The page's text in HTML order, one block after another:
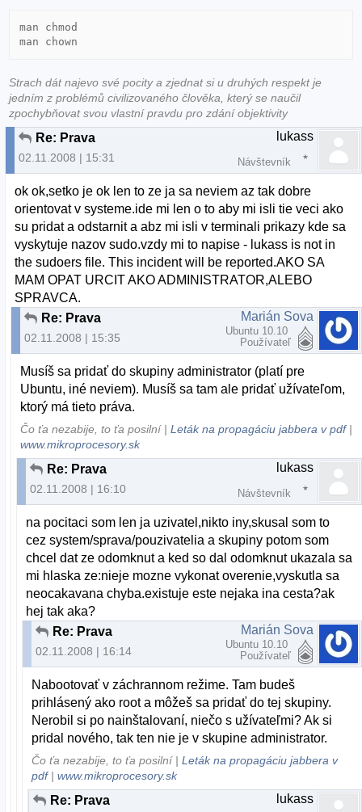
man chmod
man chown
Strach dát najevo své pocity a zjednat si u druhých respekt je
jedním z problémů civilizovaného člověka, který se naučil
zpochybňovat svou vlastní pravdu pro zdání objektivity
Re: Prava
02.11.2008 | 15:31
lukass
Návštevník
ok ok,setko je ok len to ze ja sa neviem az tak dobre
orientovat v systeme.ide mi len o to aby mi isli tie veci ako
su pridat a odstarnit a abz mi isli v terminali prikazy kde sa
vyskytuje nazov sudo.vzdy mi to napise - lukass is not in
the sudoers file. This incident will be reported.AKO SA
MAM OPAT URCIT AKO ADMINISTRATOR,ALEBO
SPRAVCA.
Re: Prava
02.11.2008 | 15:35
Marián Sova
Ubuntu 10.10
Používateľ
Musíš sa pridať do skupiny administrator (platí pre
Ubuntu, iné neviem). Musíš sa tam ale pridať užívateľom,
ktorý má tieto práva.
Čo ťa nezabije, to ťa posilní |Leták na propagáciu jabbera v pdf|
www.mikroprocesory.sk
Re: Prava
02.11.2008 | 16:10
lukass
Návštevník
na pocitaci som len ja uzivatel,nikto iny,skusal som to
cez system/sprava/pouzivatelia a skupiny potom som
chcel dat ze odomknut a ked so dal odomknut ukazala sa
mi hlaska ze:nieje mozne vykonat overenie,vyskutla sa
neocakavana chyba.existuje este nejaka ina cesta?ak
hej tak aka?
Re: Prava
02.11.2008 | 16:14
Marián Sova
Ubuntu 10.10
Používateľ
Nabootovať v záchrannom režime. Tam budeš
prihlásený ako root a môžeš sa pridať do tej skupiny.
Nerobil si po nainštalovaní, niečo s užívateľmi? Ak si
pridal nového, tak ten nie je v skupine administrator.
Čo ťa nezabije, to ťa posilní |Leták na propagáciu jabbera v
pdf|www.mikroprocesory.sk
Re: Prava lukass